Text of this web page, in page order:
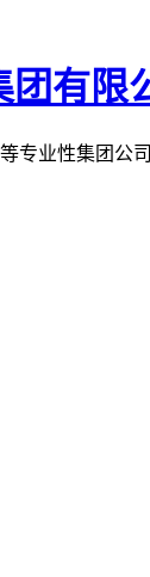
专业性集团公司